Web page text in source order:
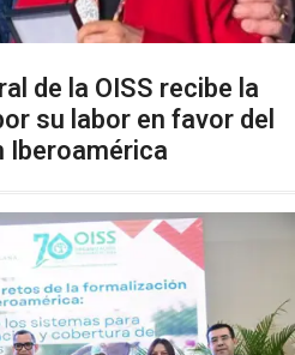
de la OISS recibe la
su labor en favor del